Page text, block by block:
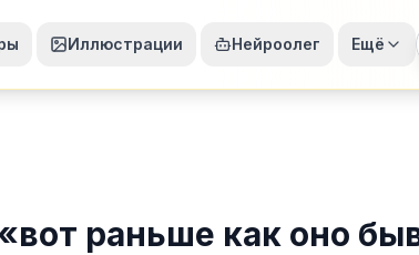
Иллюстрации Нейроолег Ещё
вот раньше как оно